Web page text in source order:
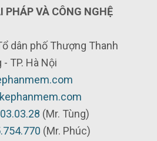
PHÁP VÀ CÔNG NGHỆ
dân phố Thượng Thanh
TP. Hà Nội
(Mr. Tùng)
(Mr. Phúc)